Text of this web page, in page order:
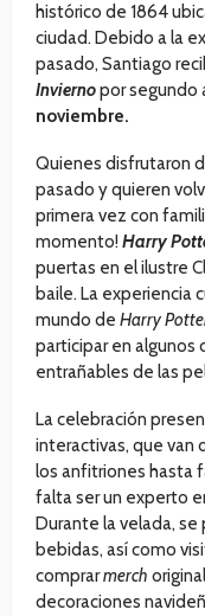
histórico de 1864
ciudad. Debido a la
pasado, Santiago
Inviernopor segundo
noviembre.
Quienes disfrutaron
pasado y quieren
primera vez con
momento! Harry
puertas en el ilustre
baile. La experiencia
mundo de Harry
participar en algunos
entrañables de las
La celebración
interactivas, que van
los anfitriones hasta
falta ser un experto
Durante la velada,
bebidas, así como
comprarmerch
decoraciones